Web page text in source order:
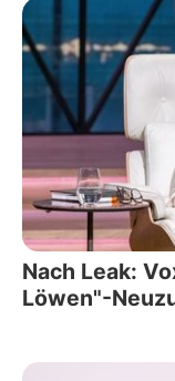
Nach Leak:
Löwen"-